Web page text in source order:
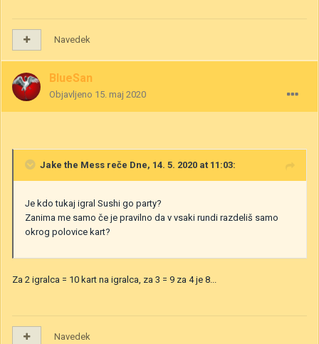
Navedek
BlueSan
Objavljeno 15. maj 2020
Jake the Mess reče Dne, 14. 5. 2020 at 11:03:
Je kdo tukaj igral Sushi go party?
Zanima me samo če je pravilno da v vsaki rundi razdeliš samo
okrog polovice kart?
Za 2 igralca = 10 kart na igralca, za 3 = 9 za 4 je 8...
Navedek